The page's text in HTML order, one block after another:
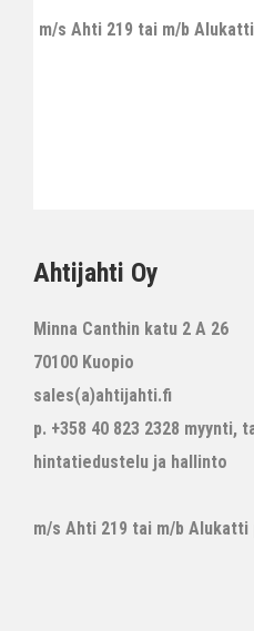
m/s Ahti 219 tai m/b Alukatti
Ahtijahti Oy
Minna Canthin katu 2 A 26
70100 Kuopio
sales(a)ahtijahti.fi
p. +358 40 823 2328 myynti,
hintatiedustelu ja hallinto
m/s Ahti 219 tai m/b Alukatti